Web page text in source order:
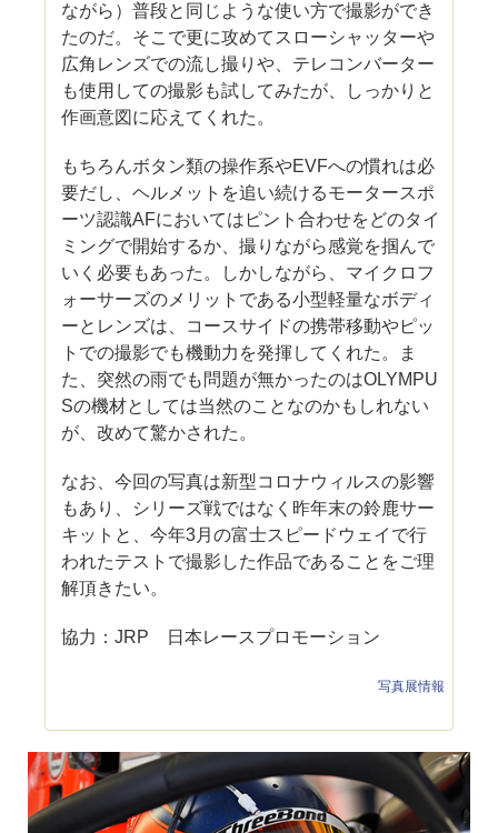
ながら）普段と同じような使い方で撮影ができ
たのだ。そこで更に攻めてスローシャッターや
広角レンズでの流し撮りや、テレコンバーター
も使用しての撮影も試してみたが、しっかりと
作画意図に応えてくれた。
もちろんボタン類の操作系やEVFへの慣れは必
要だし、ヘルメットを追い続けるモータースポ
ーツ認識AFにおいてはピント合わせをどのタイ
ミングで開始するか、撮りながら感覚を掴んで
いく必要もあった。しかしながら、マイクロフ
ォーサーズのメリットである小型軽量なボディ
ーとレンズは、コースサイドの携帯移動やピッ
トでの撮影でも機動力を発揮してくれた。ま
た、突然の雨でも問題が無かったのはOLYMPU
Sの機材としては当然のことなのかもしれない
が、改めて驚かされた。
なお、今回の写真は新型コロナウィルスの影響
もあり、シリーズ戦ではなく昨年末の鈴鹿サー
キットと、今年3月の富士スピードウェイで行
われたテストで撮影した作品であることをご理
解頂きたい。
協力：JRP 日本レースプロモーション
写真展情報